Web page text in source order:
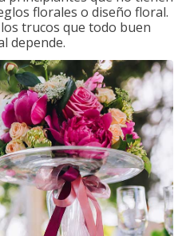
florales o diseño floral.
trucos que todo buen
depende.